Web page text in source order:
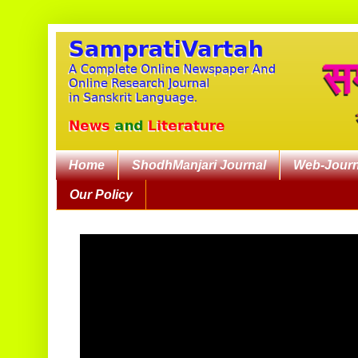
Home ShodhManjari Journal Web-
Our Policy